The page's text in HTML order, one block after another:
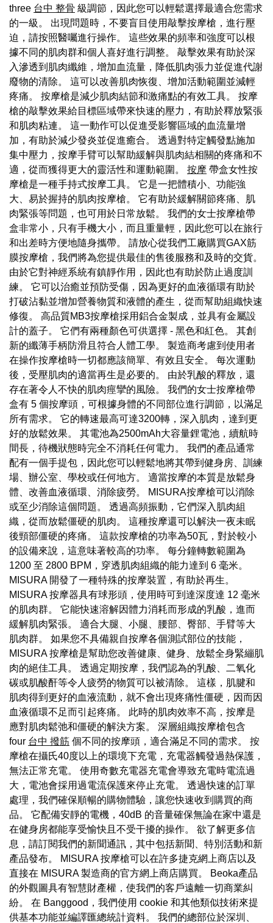
three 台中 整骨 級調節，因此您可以輕鬆選擇最適合您需求
的一級。 出現問題時，不要盲目使用敲擊按摩槍，進行壓
迫，請按照醫囑進行操作。 這些效果的頻率和強度可以根
據不同的肌肉群和個人喜好進行調整。 敲擊效果有助於深
入滲透到肌肉纖維，增加血流量，降低肌肉張力並促進代謝
廢物的清除。 這可以改善肌肉恢復、增加活動範圍並減輕
疼痛。 按摩槍是減少肌肉結節和激痛點的有效工具。 按摩
槍的敲擊效果給目標區域帶來快速的壓力，有助於釋放緊張
和肌肉粘連。 這一動作可以促進受影響區域的血流量增
加，有助於減少發炎並促進癒合。 透過對特定觸發點施加
集中壓力，按摩手臂可以幫助緩解與肌肉結相關的疼痛和不
適，從而獲得更大的靈活性和運動範圍。 按摩 帶盒女性按
摩槍是一種手持式按摩工具。 它是一把體積小、功能強
大、易於握持的肌肉按摩槍。 它有助於緩解關節疼痛、肌
肉緊張等問題，也可用於日常放鬆。 我們的女士按摩槍帶
盒非常小，只有手機大小，而且重量輕，因此您可以在旅行
和出差時方便地隨身攜帶。 請放心從我們工廠購買GAX筋
膜按摩槍，我們將為您提供最佳的售後服務和及時的交貨。
由於它對神經系統有鎮靜作用，因此也有助於防止過度訓
練。 它可以治癒並預防受傷，因為更好的血液循環有助於
打破沾黏並增加營養物質和液體的產生，從而幫助組織快速
修復。 高品質MB3按摩槍採用鋁合金製成，並具有金屬設
計的蓋子。 它們有兩種顏色可供選擇 - 黑色和紅色。 其創
新的纖薄手柄防滑且符合人體工學。 製造商考慮到使用者
在操作按摩槍時一切都應該簡單、有效且安全。 每次運動
後，受壓肌肉的適當再生是必要的。 由於乳酸的釋放，還
存在著令人不快的肌肉痙攣的風險。 我們的女士按摩槍帶
盒有 5 個按摩頭，可根據身體的不同部位進行調節，以滿足
所有需求。 它的轉速最高可達3200轉，深入肌肉，達到更
好的放鬆效果。 其電池為2500mAh大容量鋰電池，續航時
間長，待機狀態時完全不消耗任何電力。 我們的產品通常
配有一個手提包，因此您可以輕鬆地將其帶到健身房、訓練
場、辦公室、學校或任何地方。 適當按摩的本質是放鬆身
體、改善血液循環、消除疲勞。 MISURA按摩槍可以消除
或至少消除這個問題。 透過高頻振動，它們深入肌肉組
織，從而放鬆僵硬的肌肉。 這種按摩還可以解決一夜未眠
後頸部僵硬的疼痛。 這款按摩槍的功率為50瓦，對於較小
的設備來說，這意味著較高的功率。 每分鐘轉數範圍為
1200 至 2800 BPM，穿透肌肉組織的能力達到 6 毫米。
MISURA 開發了一種特殊的按摩裝置，有助於再生。
MISURA 按摩器具有球形頭，使用時可到達深度達 12 毫米
的肌肉群。 它能快速溶解因體力消耗而形成的乳酸，進而
緩解肌肉緊張。 適合大腿、小腿、腰部、臀部、手臂等大
肌肉群。 如果您不具備親自按摩各個測試部位的技能，
MISURA 按摩槍是幫助您改善健康、健身、放鬆全身緊繃肌
肉的絕佳工具。 透過定期按摩，我們認為的乳酸、二氧化
碳或肌酸酐等令人疲勞的物質可以被清除。 這樣，肌腱和
肌肉得到更好的血液流動，就不會出現疼痛性僵硬，因而因
血液循環不足而引起疼痛。 此時的肌肉效率不高，按摩是
應對肌肉鬆弛和僵硬的解決方案。 深層組織按摩槍包含
four 台中 撥筋 個不同的按摩頭，適合滿足不同的需求。 按
摩槍在攝氏40度以上的環境下充電，充電器觸發過熱保護，
無法正常充電。 使用奇數充電器充電會導致充電時電流過
大，電池會採用過電流保護來停止充電。 透過快速的訂單
處理，我們確保順暢的購物體驗，讓您快速收到購買的商
品。 它配備安靜的電機，40dB 的音量確保無論在家中還是
在健身房都能享受愉快且不受干擾的操作。 欲了解更多信
息，請訂閱我們的新聞通訊，其中包括新聞、特別活動和新
產品發布。 MISURA 按摩槍可以在許多捷克網上商店以及
直接在 MISURA 製造商的官方網上商店購買。 Beoka產品
的外觀圖具有智慧財產權，使我們的客戶遠離一切商業糾
紛。 在 Banggood，我們使用 cookie 和其他類似技術來提
供基本功能並編譯匯總統計資料。 我們的總部位於深圳、